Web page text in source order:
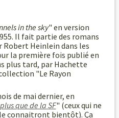
in the sky" en version
Il fait partie des romans
Heinlein dans les
la première fois publié en
plus tard, par Hachette
"Le Rayon
de mai dernier, en
que de la SF" (ceux qui ne
connaitront bientôt). Ça